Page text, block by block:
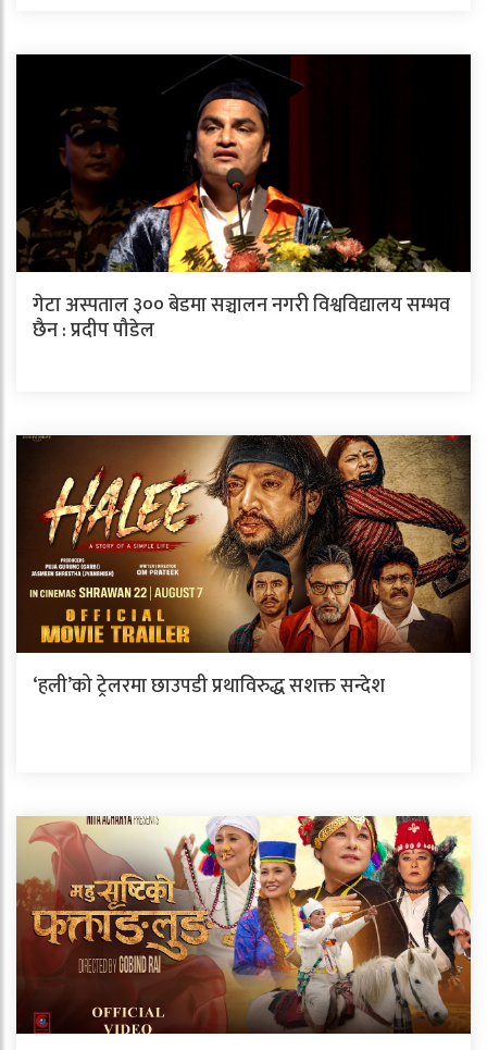
गेटा अस्पताल ३०० बेडमा सञ्चालन नगरी विश्वविद्यालय सम्भव
छैन : प्रदीप पौडेल
‘हली’को ट्रेलरमा छाउपडी प्रथाविरुद्ध सशक्त सन्देश